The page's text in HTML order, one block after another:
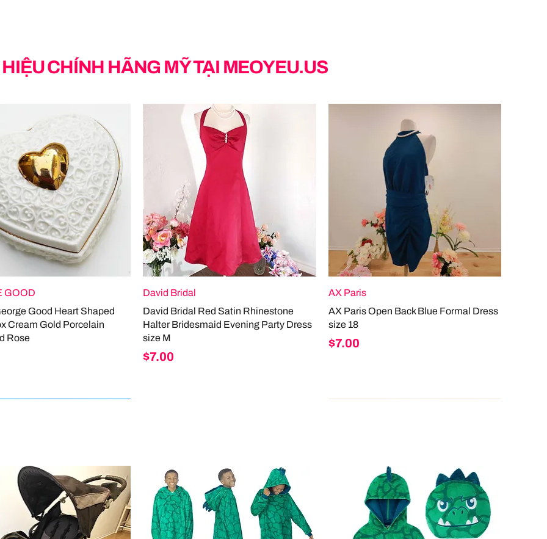
CHÍNH HÃNG MỸ TẠI MEOYEU.US
GOOD
Good Heart Shaped
Cream Gold Porcelain
Rose
David Bridal
David Bridal Red Satin Rhinestone
Halter Bridesmaid Evening Party Dress
size M
Price
$7.00
AX Paris
AX Paris Open Back Blue Formal Dress
size 18
Price
$7.00